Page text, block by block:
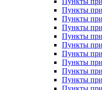
Пункты
Пункты
Пункты
Пункты
Пункты
Пункты
Пункты
Пункты
Пункты
Пункты